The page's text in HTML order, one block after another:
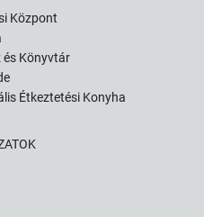
Központ
és Könyvtár
Étkeztetési Konyha